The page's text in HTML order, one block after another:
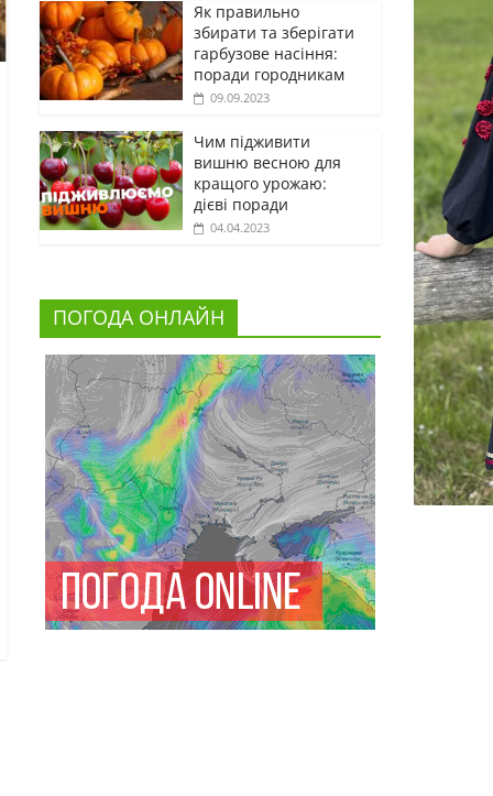
Як правильно
збирати та зберігати
гарбузове насіння:
поради городникам
09.09.2023
Чим підживити
вишню весною для
кращого урожаю:
дієві поради
04.04.2023
ПОГОДА ОНЛАЙН